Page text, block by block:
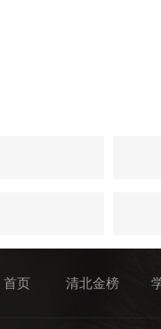
首页 清北金榜